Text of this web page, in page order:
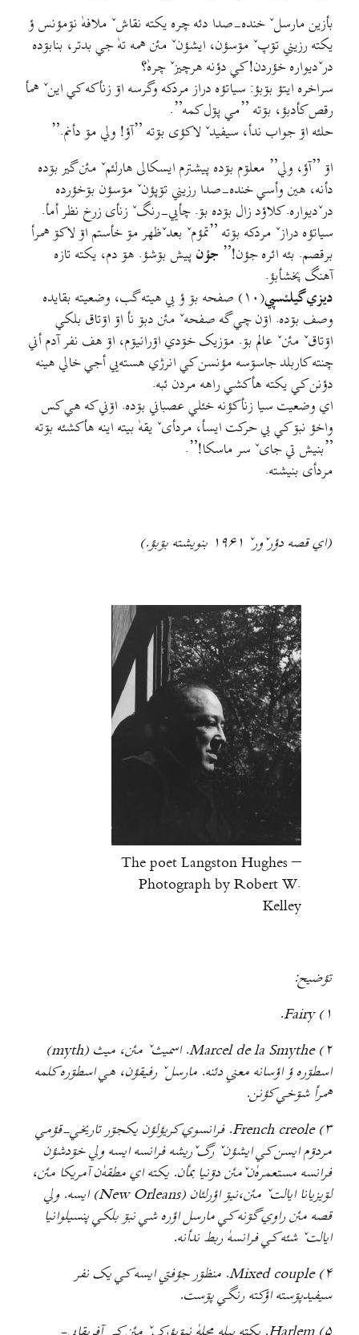
بأزين مارسلˇ خنده-صدا دئه چره يکته نقاشˇ ملافهٰ نۊمؤنس ؤ
يکته رزيني تۊپˇ مۊسؤن، ايشؤنˇ مئن همه تهٰ جي بدتر، بنابۊده
درˇديواره خؤردن! کي دؤنه هرچيزˇ چرهٰ؟
سراخره ايتؤ بۊبؤ: سياتؤه دراز مردکه وگرسه اۊ زنأکه کي اينˇ همأ
رقص کأدبؤ، بۊته ”مي پۊل کمه”.
حلئه اۊ جواب ندأ، سيفيدˇ لاکؤى بۊته ”آؤ! ولي مۊ دأنم.”
اۊ ”آؤ، ولي” معلۊم بۊده پيشترم ایسکالی هارلئمˇ مئن گیر بۊده
دأنه، هين وأسي خنده-صدا رزيني تۊپؤنˇ مۊسؤن بۊخؤرده
درˇديواره. کلاؤد زال بۊده بۊ. چأيي-رنگˇ زنأى زرخ نظر أمأ.
سياتؤه درازˇ مردکه بۊته ”تمؤمˇ بعدˇظهر مۊ خأستم اۊ لاکۊ همرأ
برقصم. بئه ائره جؤن!” جؤن پيش بۊشؤ. هۊ دم، يکته تازه
آهنگ پخشأبؤ.
ديزي گيلئسپي
(۱۰) صفحه بۊ ؤ بي هيته گب، وضعیته بقایده
وصف بۊده. اۊن چي گه صفحهˇ مئن دبۊ نأ اۊ اۊتاق بلکي
اۊتاقˇ مئنˇ عالم بۊ. مۊزيک خۊدي اۊرانيۊم، اۊ هف نفر آدم أني
چنته کاربلد جاسۊسه مؤنسن کي انرژي هسته‌يي أجي خالي هينه
دؤنن کي یکته هأکشي راهه مردن ئبه.
اي وضعيت سيا زنأکؤنه خئلي عصباني بۊده. اۊني که هي کس
واخؤ نبۊ کي بي حرکت ایسأ، مردأیˇ یقهٰ بیته اینه هأکشئه بۊته
”بنیش تي جایˇ سر ماسکا!”.
مردأی بنيشته.
(اي قصه دؤرˇورˇ ۱۹۶۱ بنويشته بۊبؤ.)
The poet Langston Hughes –
Photograph by Robert W.
Kelley
تؤضیح:
۱) Fairy.
۲) Marcel de la Smythe. اسميثˇ مئن، ميث (myth)
اسطۊره ؤ اؤسانه معني دئنه. مارسلˇ رفيقؤن، هي اسطۊره کلمه
همرأ شۊخي کؤنن.
۳) French creole. فرانسوي کريؤلؤن يکجۊر تاريخي-قؤمي
مردۊم ايسن کي ايشؤنˇ رگˇريشه فرانسه ايسه ولي خۊدشؤن
فرانسه مستعمره‌ٰنˇمئن دۊنيا بمأن. يکته اي مطقه‌ٰن آمريکا مئن،
لۊيزيانا ايالتˇ مئن،نيۊ اؤرلئان (New Orleans) ايسه. ولي
قصه مئن راوي گۊنه کي مارسل اؤره شي نبۊ بلکي پنسيلوانيا
ايالتˇ شئه کي فرانسهٰ ربط ندأنه.
۴) Mixed couple. منظۊر جؤفتي ايسه کي يک نفر
سيفيدپۊسته اؤکته رنگي پۊست.